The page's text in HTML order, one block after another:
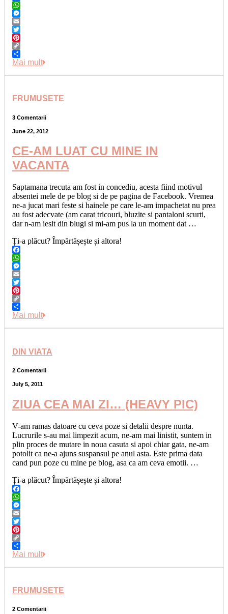
Facebook
WhatsApp
Messenger
Email
Twitter
Pinterest
Copy
Link
Share
Mai mult
FRUMUSETE
3 Comentarii
June 22, 2012
CE-AM LUAT CU MINE IN
VACANTA
Saptamana trecuta am fost in concediu, acesta fiind motivul
absentei mele de pe blog si de pe pagina de Facebook. Vremea
ne-a jucat mari feste si hainele pe care le-am impachetat nu prea
au fost adecvate (am carat tricouri, bluzite si pantaloni scurti,
dar n-am iesit din blugi si mi-am pus la un moment dat …
Ți-a plăcut? Împărtășește și altora!
Facebook
WhatsApp
Messenger
Email
Twitter
Pinterest
Copy
Link
Share
Mai mult
DIN VIATA
2 Comentarii
July 5, 2011
ZIUA CEA MAI ZI… (HEAVY PIC)
V-am ramas datoare cu ceva poze si detalii despre nunta.
Lucrurile s-au mai limpezit acum, ne-am mai linistit, suntem in
plin proces de mutare in noua casuta si apoi chiar gata, ne-am
potolit ca ne-a ajuns suspansul pe anul asta. Este prima data
cand pun poze cu mine pe blog, asa ca am ceva emotii. …
Ți-a plăcut? Împărtășește și altora!
Facebook
WhatsApp
Messenger
Email
Twitter
Pinterest
Copy
Link
Share
Mai mult
FRUMUSETE
2 Comentarii